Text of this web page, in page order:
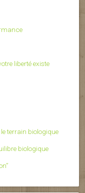
liberté existe
terrain biologique
biologique